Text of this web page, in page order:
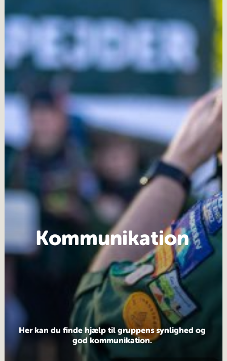
Kommunikation
Her kan du finde hjælp til gruppens synlighed og
god kommunikation.